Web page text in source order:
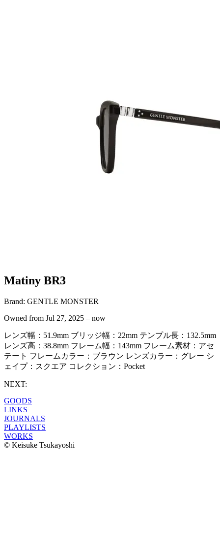
Matiny BR3
Brand: GENTLE MONSTER
Owned from Jul 27, 2025 – now
レンズ幅：51.9mm ブリッジ幅：22mm テンプル長：132.5mm
レンズ高：38.8mm フレーム幅：143mm フレーム素材：アセ
テート フレームカラー：ブラウン レンズカラー：グレー シ
ェイプ：スクエア コレクション：Pocket
NEXT:
GOODS
LINKS
JOURNALS
PLAYLISTS
WORKS
© Keisuke Tsukayoshi